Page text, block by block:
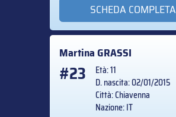
SCHEDA COMPLETA
MartinaGRASSI
#23
Età: 11
D. nascita: 02/01/2015
Città: Chiavenna
Nazione: IT